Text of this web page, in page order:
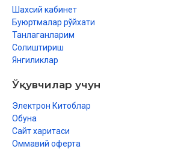
Шахсий кабинет
Буюртмалар рўйхати
Танлаганларим
Солиштириш
Янгиликлар
Ўқувчилар учун
Электрон Китоблар
Обуна
Сайт харитаси
Оммавий оферта